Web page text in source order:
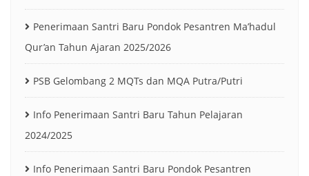
Penerimaan Santri Baru Pondok Pesantren Ma’hadul
Qur’an Tahun Ajaran 2025/2026
PSB Gelombang 2 MQTs dan MQA Putra/Putri
Info Penerimaan Santri Baru Tahun Pelajaran
2024/2025
Info Penerimaan Santri Baru Pondok Pesantren